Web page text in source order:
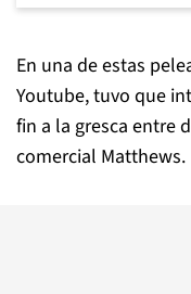
En una de estas
Youtube, tuvo que
fin a la gresca entre
comercial Matthews.